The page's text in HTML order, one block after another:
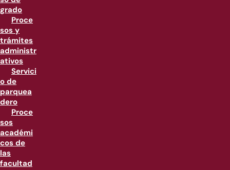
grado
Proce
sos y
trámites
administr
ativos
Servici
o de
parquea
dero
Proce
sos
académi
cos de
las
facultad